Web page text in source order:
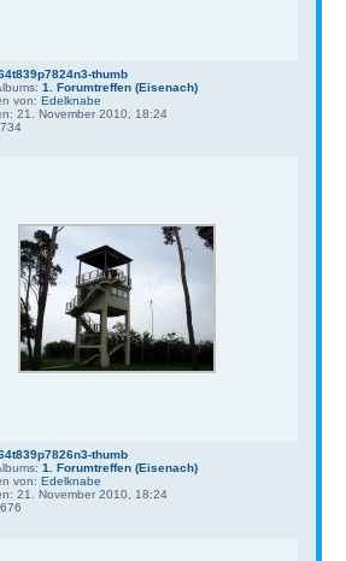
thumb
1. Forumtreffen (Eisenach)
von: Edelknabe
21. November 2010, 18:24
thumb
1. Forumtreffen (Eisenach)
von: Edelknabe
21. November 2010, 18:24